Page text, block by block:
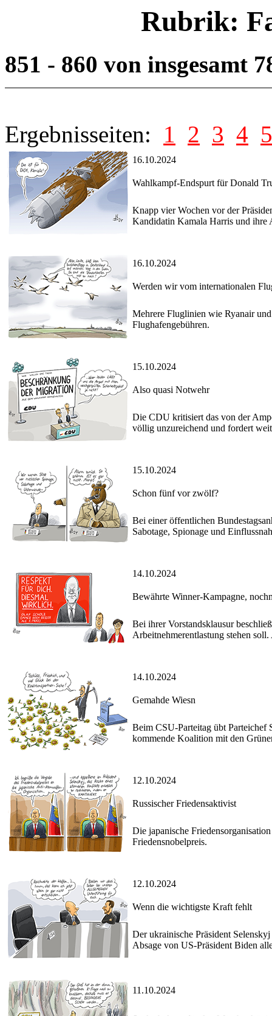
Rubrik:
851 - 860 von insgesamt
Ergebnisseiten: 1 2 3 4 5
16.10.2024
Wahlkampf-Endspurt für Donald
Knapp vier Wochen vor der
Kandidatin Kamala Harris und ihre
16.10.2024
Werden wir vom internationalen
Mehrere Fluglinien wie Ryanair
Flughafengebühren.
15.10.2024
Also quasi Notwehr
Die CDU kritisiert das von der
völlig unzureichend und fordert
15.10.2024
Schon fünf vor zwölf?
Bei einer öffentlichen
Sabotage, Spionage und
14.10.2024
Bewährte Winner-Kampagne,
Bei ihrer Vorstandsklausur
Arbeitnehmerentlastung stehen
14.10.2024
Gemahde Wiesn
Beim CSU-Parteitag übt Parteichef
kommende Koalition mit den
12.10.2024
Russischer Friedensaktivist
Die japanische
Friedensnobelpreis.
12.10.2024
Wenn die wichtigste Kraft fehlt
Der ukrainische Präsident
Absage von US-Präsident Biden
11.10.2024